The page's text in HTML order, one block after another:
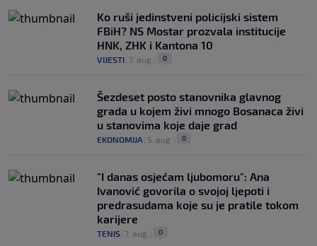
Ko ruši jedinstveni policijski sistem
FBiH? NS Mostar prozvala institucije
HNK, ZHK i Kantona 10
VIJESTI 7. aug. 0
Šezdeset posto stanovnika glavnog
grada u kojem živi mnogo Bosanaca živi
u stanovima koje daje grad
EKONOMIJA 5. aug. 0
"I danas osjećam ljubomoru": Ana
Ivanović govorila o svojoj ljepoti i
predrasudama koje su je pratile tokom
karijere
TENIS 7. aug. 0